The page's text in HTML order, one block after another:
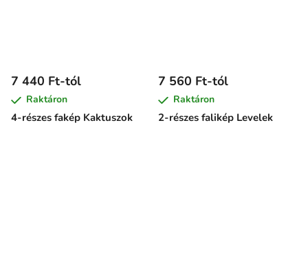
4-részes fakép Kaktuszok
7 440 Ft-tól
Raktáron
2-részes falikép Levelek
7 560 Ft-tól
Raktáron